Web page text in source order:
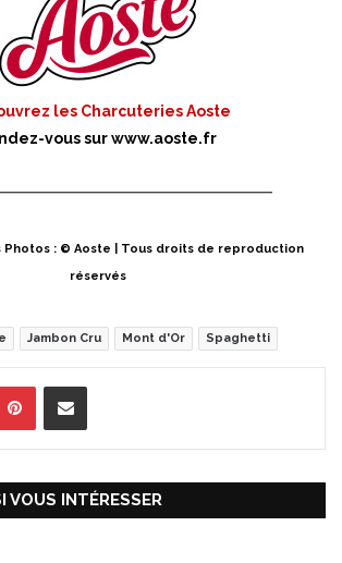
les Charcuteries Aoste
vous surwww.aoste.fr
Photos : © Aoste | Tous droits de reproduction
réservés
Jambon Cru Mont d'Or Spaghetti
VOUS INTÉRESSER